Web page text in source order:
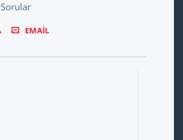
EMAIL